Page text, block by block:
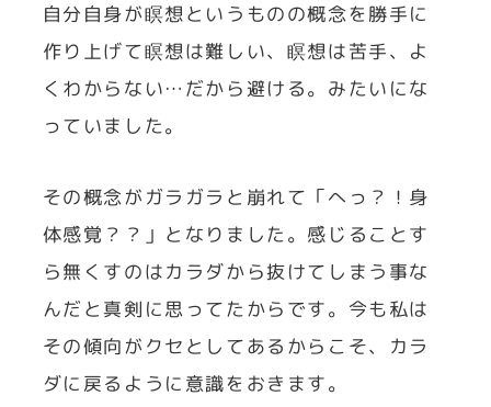
自分自身が瞑想というものの概念を勝手に
作り上げて瞑想は難しい、瞑想は苦手、よ
くわからない…だから避ける。みたいにな
っていました。
その概念がガラガラと崩れて「へっ？！身
体感覚？？」となりました。感じることす
ら無くすのはカラダから抜けてしまう事な
んだと真剣に思ってたからです。今も私は
その傾向がクセとしてあるからこそ、カラ
ダに戻るように意識をおきます。